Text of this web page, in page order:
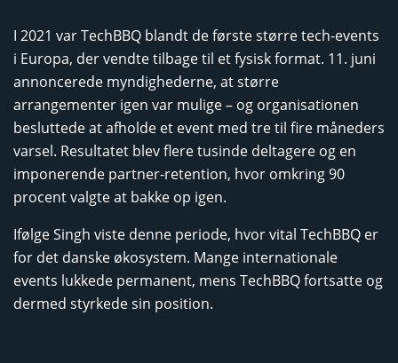
I 2021 var TechBBQ blandt de første større tech-events
i Europa, der vendte tilbage til et fysisk format. 11. juni
annoncerede myndighederne, at større
arrangementer igen var mulige – og organisationen
besluttede at afholde et event med tre til fire måneders
varsel. Resultatet blev flere tusinde deltagere og en
imponerende partner-retention, hvor omkring 90
procent valgte at bakke op igen.
Ifølge Singh viste denne periode, hvor vital TechBBQ er
for det danske økosystem. Mange internationale
events lukkede permanent, mens TechBBQ fortsatte og
dermed styrkede sin position.